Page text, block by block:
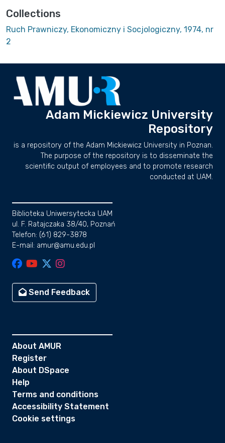
Collections
Ruch Prawniczy, Ekonomiczny i Socjologiczny, 1974, nr
2
Adam Mickiewicz University
Repository
is a repository of the Adam Mickiewicz University in Poznan.
The purpose of the repository is to disseminate the
scientific output of employees and to promote research
conducted at UAM.
Biblioteka Uniwersytecka UAM
ul. F. Ratajczaka 38/40, Poznań
Telefon: (61) 829-3878
E-mail: amur@amu.edu.pl
Send Feedback
About AMUR
Register
About DSpace
Help
Terms and conditions
Accessibility Statement
Cookie settings